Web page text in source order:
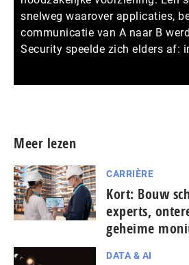
snelweg waarover applicaties,
communicatie van A naar B
Security speelde zich elders af:
Meer lezen
CARRIÈRE
Kort: Bouw
experts,
geheime
DATA & AI